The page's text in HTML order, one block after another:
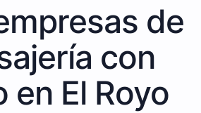
de
con
en El Royo